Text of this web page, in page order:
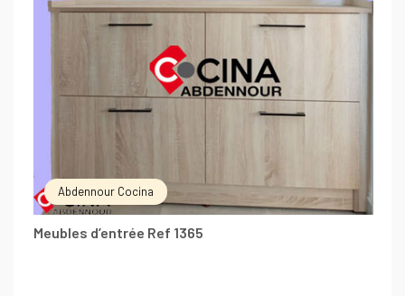
Abdennour Cocina
Meubles d’entrée Ref 1365